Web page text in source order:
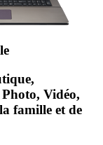
Vidéo,
famille et de